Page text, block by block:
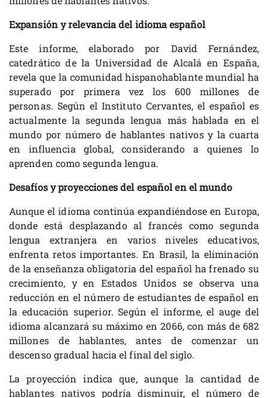
Expansión y relevancia del idioma español
Este informe, elaborado por David Fernández,
catedrático de la Universidad de Alcalá en España,
revela que la comunidad hispanohablante mundial ha
superado por primera vez los 600 millones de
personas. Según el Instituto Cervantes, el español es
actualmente la segunda lengua más hablada en el
mundo por número de hablantes nativos y la cuarta
en influencia global, considerando a quienes lo
aprenden como segunda lengua.
Desafíos y proyecciones del español en el mundo
Aunque el idioma continúa expandiéndose en Europa,
donde está desplazando al francés como segunda
lengua extranjera en varios niveles educativos,
enfrenta retos importantes. En Brasil, la eliminación
de la enseñanza obligatoria del español ha frenado su
crecimiento, y en Estados Unidos se observa una
reducción en el número de estudiantes de español en
la educación superior. Según el informe, el auge del
idioma alcanzará su máximo en 2066, con más de 682
millones de hablantes, antes de comenzar un
descenso gradual hacia el final del siglo.
La proyección indica que, aunque la cantidad de
hablantes nativos podría disminuir, el número de